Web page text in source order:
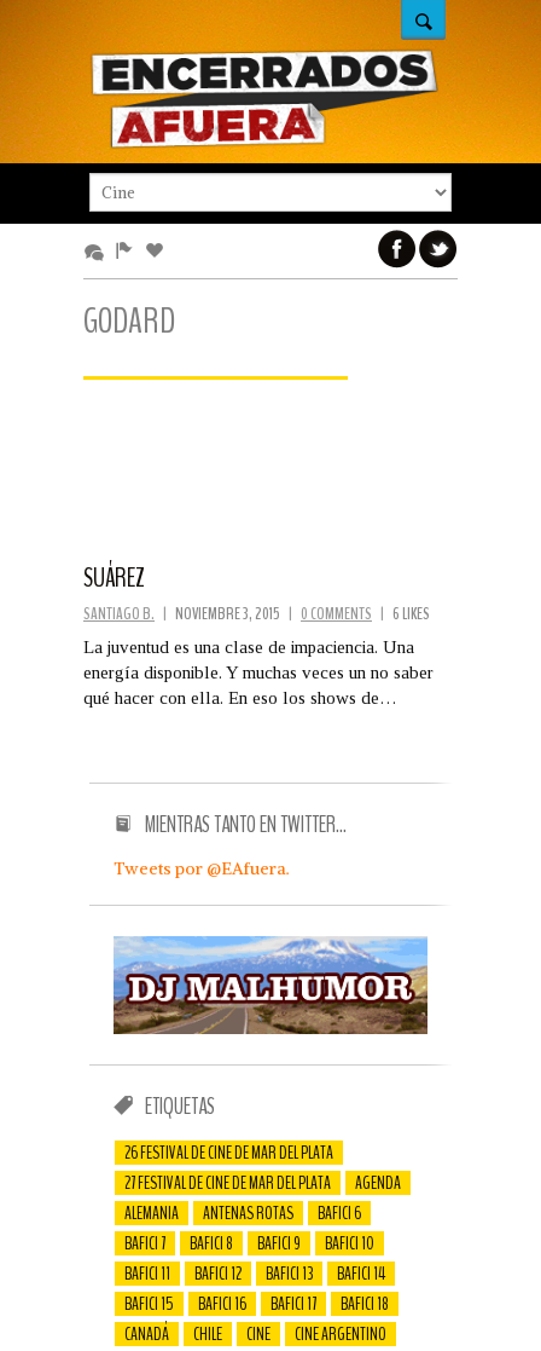
GODARD
SUÁREZ
SANTIAGO B. | NOVIEMBRE 3, 2015 | 0 COMMENTS | 6 LIKES
La juventud es una clase de impaciencia. Una
energía disponible. Y muchas veces un no saber
qué hacer con ella. En eso los shows de…
MIENTRAS TANTO EN TWITTER…
Tweets por @EAfuera.
ETIQUETAS
26 FESTIVAL DE CINE DE MAR DEL PLATA
27 FESTIVAL DE CINE DE MAR DEL PLATA
AGENDA
ALEMANIA
ANTENAS ROTAS
BAFICI 6
BAFICI 7
BAFICI 8 BAFICI 9
BAFICI 10
BAFICI 11
BAFICI 12 BAFICI 13
BAFICI 14
BAFICI 15
BAFICI 16 BAFICI 17
BAFICI 18
CANADÁ
CHILE CINE
CINE ARGENTINO